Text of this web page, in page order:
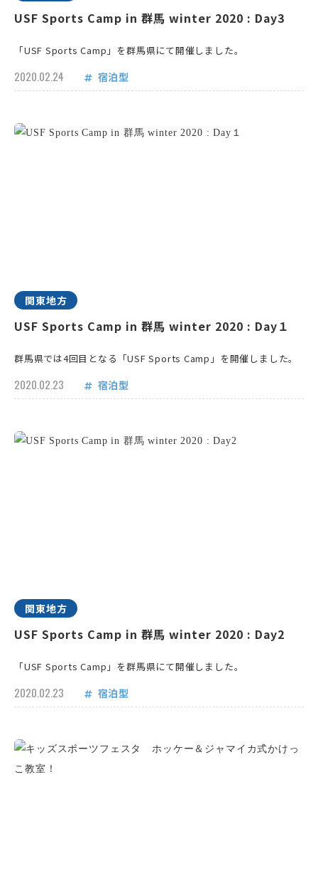
USF Sports Camp in 群馬 winter 2020 : Day3
「USF Sports Camp」を群馬県にて開催しました。
2020.02.24 宿泊型
関東地方
USF Sports Camp in 群馬 winter 2020 : Day１
群馬県では4回目となる「USF Sports Camp」を開催しました。
2020.02.23 宿泊型
関東地方
USF Sports Camp in 群馬 winter 2020 : Day2
「USF Sports Camp」を群馬県にて開催しました。
2020.02.23 宿泊型